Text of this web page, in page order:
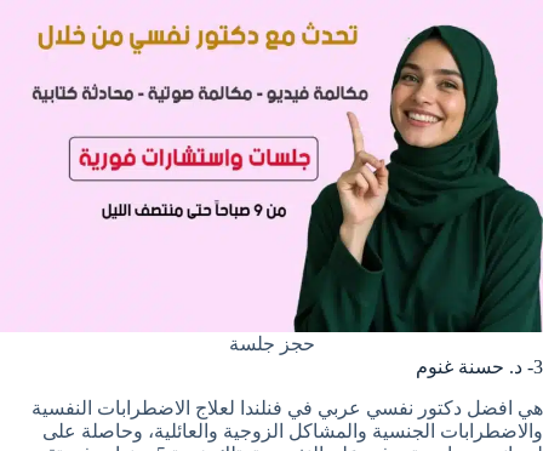
حجز جلسة
3- د. حسنة غنوم
هي افضل دكتور نفسي عربي في فنلندا لعلاج الاضطرابات النفسية
والاضطرابات الجنسية والمشاكل الزوجية والعائلية، وحاصلة على